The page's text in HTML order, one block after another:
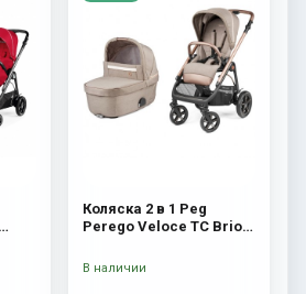
Коляска 2 в 1 Peg
Perego Veloce TC Brio
В наличии